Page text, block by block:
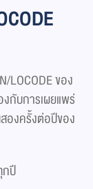
LOCODE ของ
งกับการเผยแพร่
องครั้งต่อปีของ
กปี